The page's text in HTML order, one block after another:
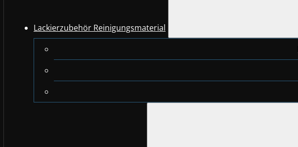
Lackierzubehör Reinigungsmaterial